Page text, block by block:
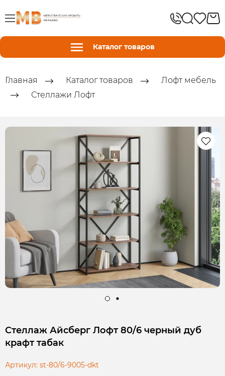
Каталог товаров
Главная Каталог товаров
Лофт мебель
Стеллажи Лофт
Стеллаж Айсберг Лофт 80/6 черный дуб
крафт табак
Артикул: st-80/6-9005-dkt